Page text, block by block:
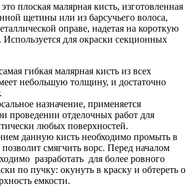
плоская малярная кисть, изготовленная
щетины или из барсучьего волоса,
оправе, надетая на короткую
Используется для окраски секционных
гибкая малярная кисть из всех
небольшую толщину, и достаточно
назначение, применяется
проведении отделочных работ для
любых поверхностей.
данную кисть необходимо промыть в
смягчить ворс. Перед началом
разработать для более ровного
по пучку: окунуть в краску и обтереть о
емкости.